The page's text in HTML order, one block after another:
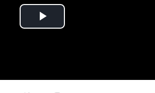
Play Video